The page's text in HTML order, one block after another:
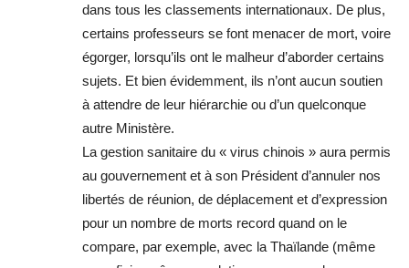
dans tous les classements internationaux. De plus,
certains professeurs se font menacer de mort, voire
égorger, lorsqu’ils ont le malheur d’aborder certains
sujets. Et bien évidemment, ils n’ont aucun soutien
à attendre de leur hiérarchie ou d’un quelconque
autre Ministère.
La gestion sanitaire du « virus chinois » aura permis
au gouvernement et à son Président d’annuler nos
libertés de réunion, de déplacement et d’expression
pour un nombre de morts record quand on le
compare, par exemple, avec la Thaïlande (même